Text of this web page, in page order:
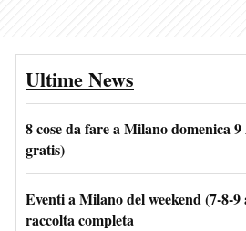
Ultime News
8 cose da fare a Milano domenica
gratis)
Eventi a Milano del weekend (7-8-
raccolta completa